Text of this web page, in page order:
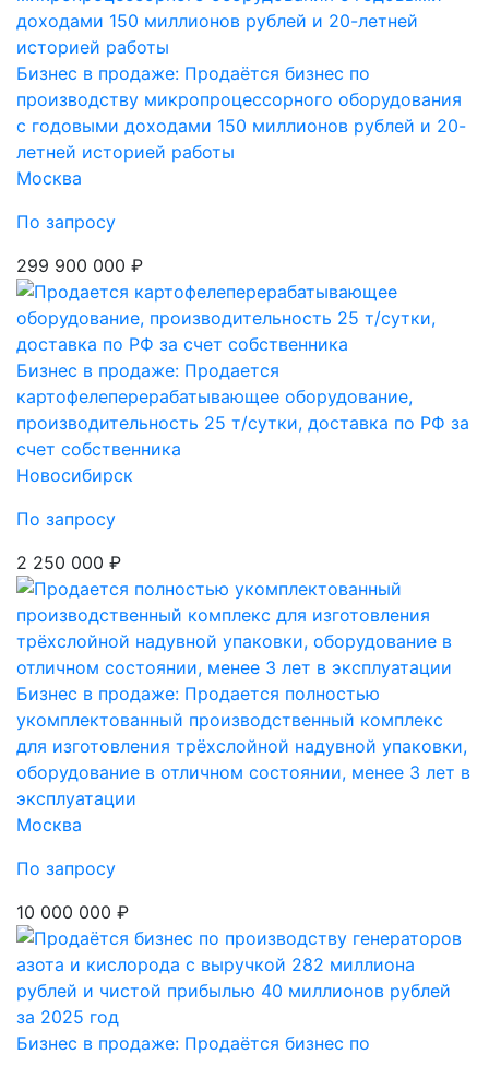
Бизнес в продаже: Продаётся бизнес по
производству микропроцессорного оборудования
с годовыми доходами 150 миллионов рублей и 20-
летней историей работы
Москва
По запросу
299 900 000 ₽
Бизнес в продаже: Продается
картофелеперерабатывающее оборудование,
производительность 25 т/сутки, доставка по РФ за
счет собственника
Новосибирск
По запросу
2 250 000 ₽
Бизнес в продаже: Продается полностью
укомплектованный производственный комплекс
для изготовления трёхслойной надувной упаковки,
оборудование в отличном состоянии, менее 3 лет в
эксплуатации
Москва
По запросу
10 000 000 ₽
Бизнес в продаже: Продаётся бизнес по